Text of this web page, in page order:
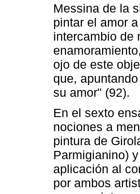
Messina de la
pintar el amor
intercambio de
ojo de este
que,
su amor" (92).
En el sexto
nociones a
pintura de
Parmigianino)
aplicación al
por ambos